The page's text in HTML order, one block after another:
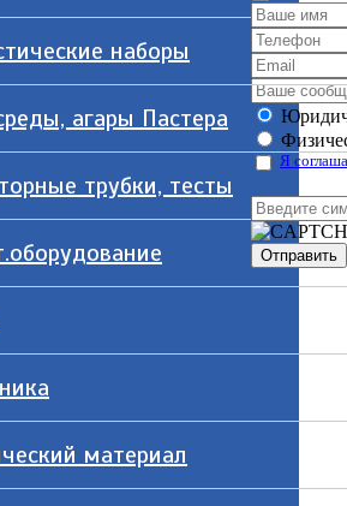
наборы
агары Пастера
трубки, тесты
материал
Я